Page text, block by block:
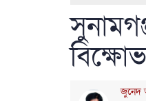
বিক্ষোভ
জুনেদ